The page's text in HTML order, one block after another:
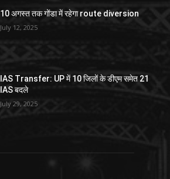
10 अगस्त तक गोंडा में रहेगा route diversion
July 12, 2025
IAS Transfer: UP में 10 जिलों के डीएम समेत 21
IAS बदले
July 29, 2025